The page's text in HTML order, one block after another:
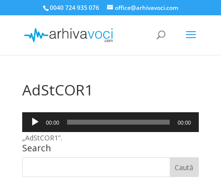
0040 724 935 076 office@arhivavoci.com
AdStCOR1
Player
audio
00:00 00:00
„AdStCOR1”.
Search